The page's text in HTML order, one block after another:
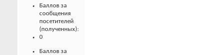
Баллов за
сообщения
посетителей
(полученных):
0
Баллов за